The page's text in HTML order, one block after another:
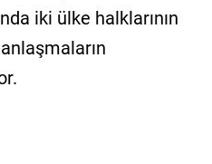
iki ülke halklarının